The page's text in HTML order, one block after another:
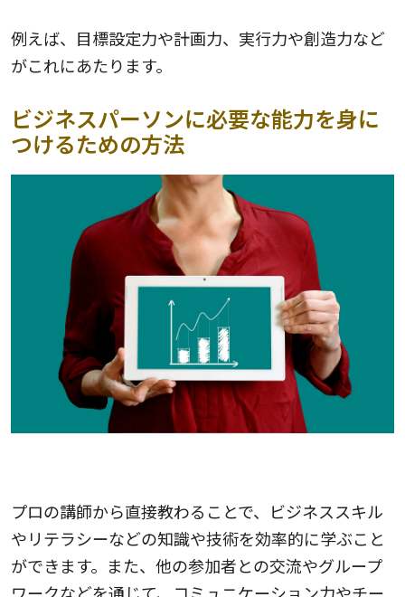
例えば、目標設定力や計画力、実行力や創造力など
がこれにあたります。
ビジネスパーソンに必要な能力を身に
つけるための方法
プロの講師から直接教わることで、ビジネススキル
やリテラシーなどの知識や技術を効率的に学ぶこと
ができます。また、他の参加者との交流やグループ